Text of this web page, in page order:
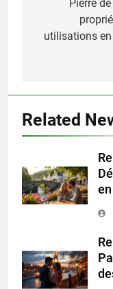
l’article
Pierre
utilisations
Related